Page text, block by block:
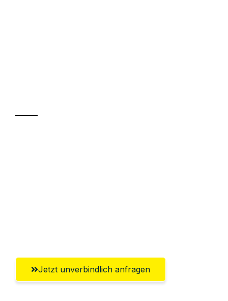
Jetzt unverbindlich anfragen